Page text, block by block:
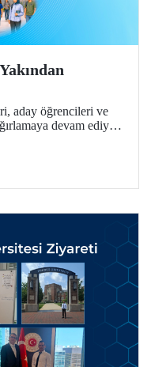
aday öğrencileri ve
devam ediyor.
vermeye devam